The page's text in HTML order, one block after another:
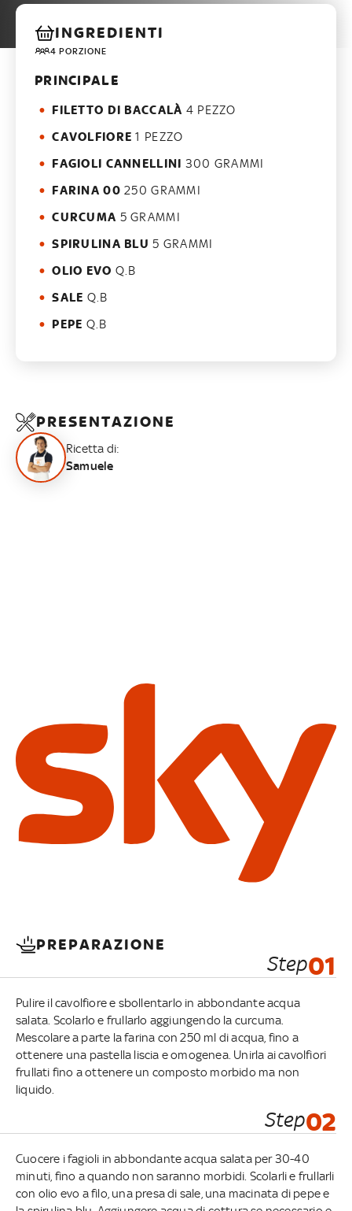
INGREDIENTI
4 PORZIONE
PRINCIPALE
FILETTO DI BACCALÀ 4 PEZZO
CAVOLFIORE 1 PEZZO
FAGIOLI CANNELLINI 300 GRAMMI
FARINA 00 250 GRAMMI
CURCUMA 5 GRAMMI
SPIRULINA BLU 5 GRAMMI
OLIO EVO Q.B
SALE Q.B
PEPE Q.B
PRESENTAZIONE
Ricetta di:
Samuele
PREPARAZIONE
Step01
Pulire il cavolfiore e sbollentarlo in abbondante acqua
salata. Scolarlo e frullarlo aggiungendo la curcuma.
Mescolare a parte la farina con 250 ml di acqua, fino a
ottenere una pastella liscia e omogenea. Unirla ai cavolfiori
frullati fino a ottenere un composto morbido ma non
liquido.
Step02
Cuocere i fagioli in abbondante acqua salata per 30-40
minuti, fino a quando non saranno morbidi. Scolarli e frullarli
con olio evo a filo, una presa di sale, una macinata di pepe e